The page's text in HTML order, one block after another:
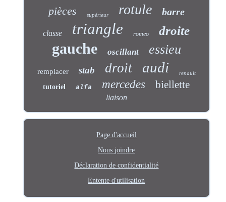
pièces supérieur rotule barre
classe triangle romeo droite
gauche oscillant essieu
remplacer stab droit audi renault
tutoriel alfa mercedes biellette
liaison
Page d'accueil
Nous joindre
Déclaration de confidentialité
Entente d'utilisation